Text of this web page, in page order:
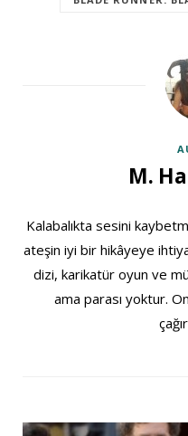
M.
Kalabalıkta sesini
ateşin iyi bir hikâyeye
dizi, karikatür oyun ve
ama parası yoktur.